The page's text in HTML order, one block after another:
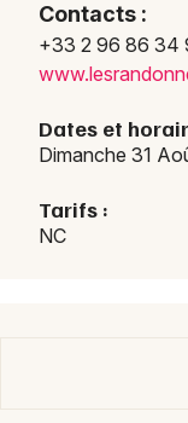
Newsletter des
Artistes en
Actus à Saint-
Magazine à
Contacts :
+33 2 96 86 34
www.lesran
Dates et
Dimanche 31
Tarifs :
NC